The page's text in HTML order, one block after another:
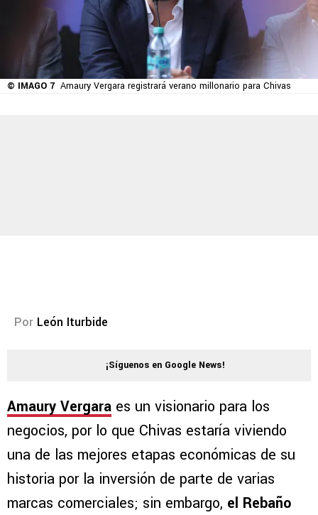
© IMAGO 7 Amaury Vergara registrará verano millonario para Chivas
Por León Iturbide
¡Síguenos en Google News!
Amaury Vergara es un visionario para los
negocios, por lo que Chivas estaría viviendo
una de las mejores etapas económicas de su
historia por la inversión de parte de varias
marcas comerciales; sin embargo, el Rebaño